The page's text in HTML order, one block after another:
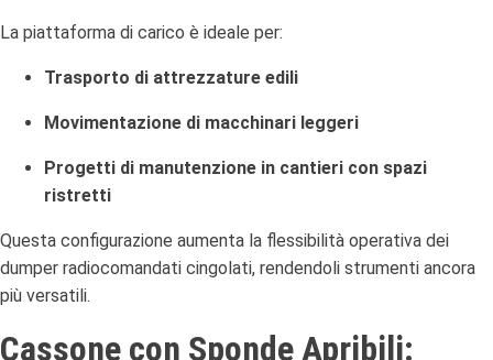
La piattaforma di carico è ideale per:
Trasporto di attrezzature edili
Movimentazione di macchinari leggeri
Progetti di manutenzione in cantieri con spazi
ristretti
Questa configurazione aumenta la flessibilità operativa dei
dumper radiocomandati cingolati, rendendoli strumenti ancora
più versatili.
Cassone con Sponde Apribili: